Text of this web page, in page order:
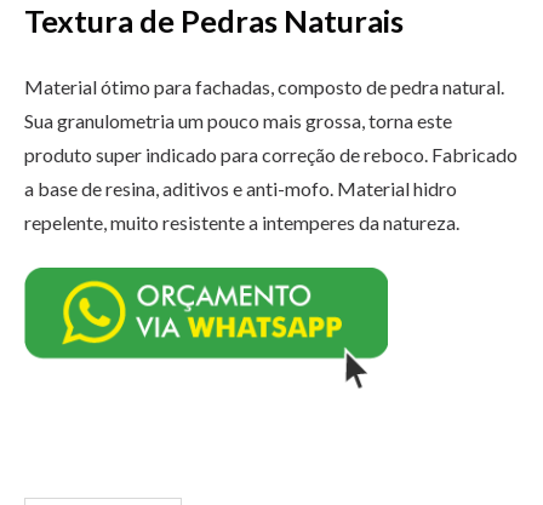
Textura de Pedras Naturais
Material ótimo para fachadas, composto de pedra natural.
Sua granulometria um pouco mais grossa, torna este
produto super indicado para correção de reboco. Fabricado
a base de resina, aditivos e anti-mofo. Material hidro
repelente, muito resistente a intemperes da natureza.